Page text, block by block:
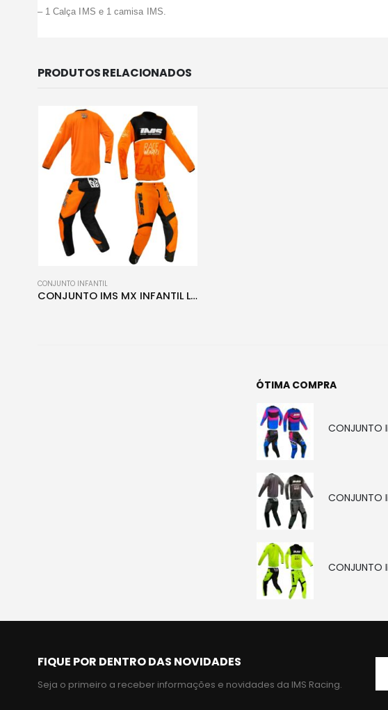
– 1 Calça IMS e 1 camisa IMS.
PRODUTOS RELACIONADOS
CONJUNTO INFANTIL
CONJUNTO IMS MX INFANTIL LARANJA 2025
ÓTIMA COMPRA
CONJUNTO
FIQUE POR DENTRO DAS NOVIDADES
Seja o primeiro a receber informações e novidades da IMS Racing.